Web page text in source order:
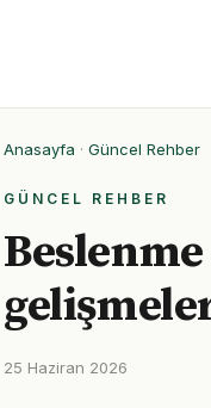
Anasayfa · Güncel Rehber
GÜNCEL REHBER
25 Haziran 2026